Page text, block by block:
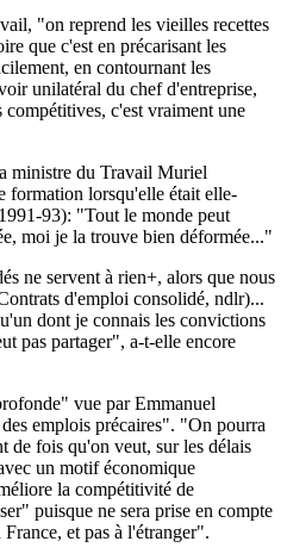
"on reprend les vieilles recettes
que c'est en précarisant les
en contournant les
unilatéral du chef d'entreprise,
compétitives, c'est vraiment une
ministre du Travail Muriel
formation lorsqu'elle était elle-
93): "Tout le monde peut
moi je la trouve bien déformée..."
ne servent à rien+, alors que nous
d'emploi consolidé, ndlr)...
dont je connais les convictions
pas partager", a-t-elle encore
vue par Emmanuel
emplois précaires". "On pourra
de fois qu'on veut, sur les délais
un motif économique
la compétitivité de
puisque ne sera prise en compte
et pas à l'étranger".